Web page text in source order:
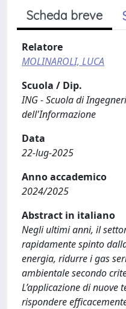
Scheda breve
Relatore
MOLINAROLI, LUCA
Scuola / Dip.
ING - Scuola di
dell'Informazione
Data
22-lug-2025
Anno accademico
2024/2025
Abstract in italiano
Negli ultimi anni, il
rapidamente spinto
energia, ridurre i gas
ambientale secondo
L’applicazione di nuove
rispondere